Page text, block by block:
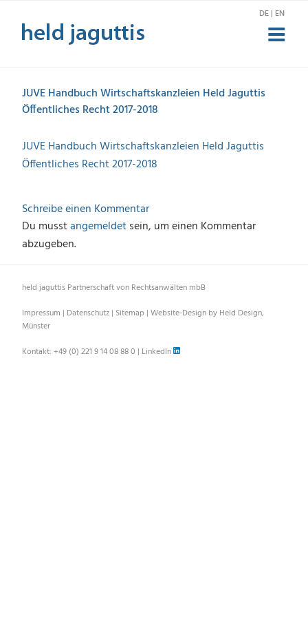
Inhalt
springen
DE | EN
JUVE Handbuch Wirtschaftskanzleien Held Jaguttis
Öffentliches Recht 2017-2018
JUVE Handbuch Wirtschaftskanzleien Held Jaguttis
Öffentliches Recht 2017-2018
Schreibe einen Kommentar
Du musstangemeldetsein, um einen Kommentar
abzugeben.
held jaguttis Partnerschaft von Rechtsanwälten mbB
Impressum | Datenschutz | Sitemap | Website-Design by Held Design,
Münster
Kontakt: +49 (0) 221 9 14 08 88 0 | LinkedIn